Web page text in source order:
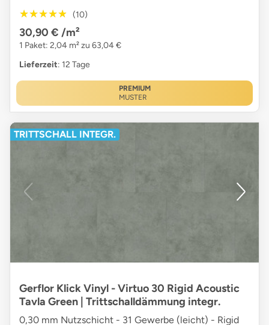
★★★★★
★★★★★ (10)
30,90 € /m²
1 Paket: 2,04 m² zu 63,04 €
Lieferzeit: 12 Tage
PREMIUM
MUSTER
TRITTSCHALL INTEGR.
Gerflor Klick Vinyl - Virtuo 30 Rigid Acoustic
Tavla Green | Trittschalldämmung integr.
0,30 mm Nutzschicht - 31 Gewerbe (leicht) - Rigid